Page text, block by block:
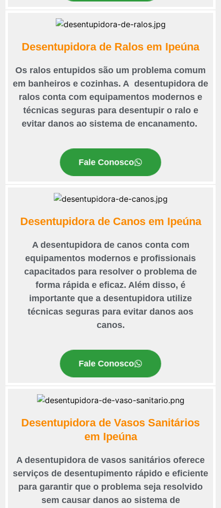
Desentupidora de Ralos em Ipeúna
Os ralos entupidos são um problema comum
em banheiros e cozinhas. A desentupidora de
ralos conta com equipamentos modernos e
técnicas seguras para desentupir o ralo e
evitar danos ao sistema de encanamento.
Fale Conosco
Desentupidora de Canos em Ipeúna
A desentupidora de canos conta com
equipamentos modernos e profissionais
capacitados para resolver o problema de
forma rápida e eficaz. Além disso, é
importante que a desentupidora utilize
técnicas seguras para evitar danos aos
canos.
Fale Conosco
Desentupidora de Vasos Sanitários
em Ipeúna
A desentupidora de vasos sanitários oferece
serviços de desentupimento rápido e eficiente
para garantir que o problema seja resolvido
sem causar danos ao sistema de